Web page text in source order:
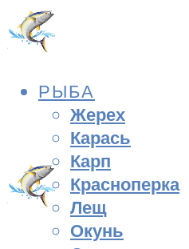
РЫБА
Жерех
Карась
Карп
Красноперка
Лещ
Окунь